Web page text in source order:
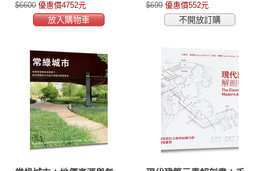
$6600 優惠價4752元
放入購物車
$699 優惠價552元
不開放訂購